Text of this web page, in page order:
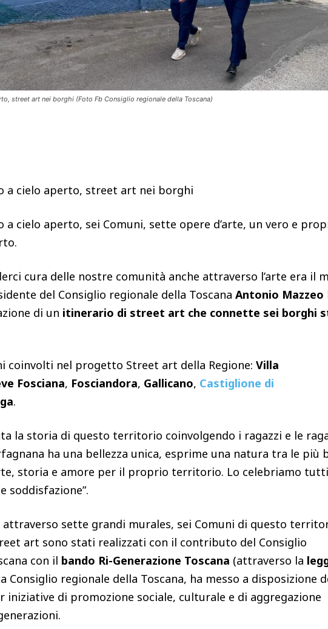
street art nei borghi (Foto Fb Consiglio regionale della Toscana)
a cielo aperto, street art nei borghi
a cielo aperto, sei Comuni, sette opere d’arte, un vero e
cura delle nostre comunità anche attraverso l’arte era il
del Consiglio regionale della Toscana Antonio Mazzeo
di un itinerario di street art che connette sei borghi
coinvolti nel progetto Street art della Regione: Villa
Fosciana, Fosciandora, Gallicano, Castiglione di
.
la storia di questo territorio coinvolgendo i ragazzi e le
ha una bellezza unica, esprime una natura tra le più
storia e amore per il proprio territorio. Lo celebriamo tutti
soddisfazione”.
attraverso sette grandi murales, sei Comuni di questo
art sono stati realizzati con il contributo del Consiglio
con il bando Ri-Generazione Toscana (attraverso la
Consiglio regionale della Toscana, ha messo a disposizione
iniziative di promozione sociale, culturale e di aggregazione